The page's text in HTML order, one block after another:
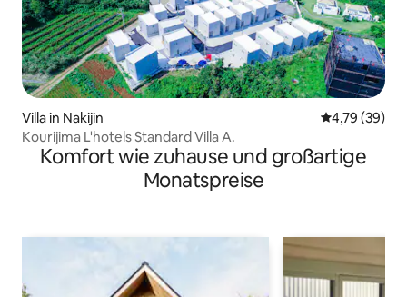
Villa in Nakijin
4,79 (39)
Kourijima L'hotels Standard Villa A.
Komfort wie zuhause und großartige
Monatspreise